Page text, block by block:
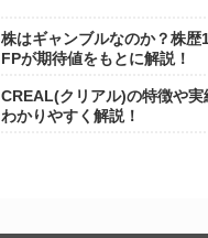
株はギャンブルなのか？株歴
FPが期待値をもとに解説！
CREAL(クリアル)の特徴や実
わかりやすく解説！